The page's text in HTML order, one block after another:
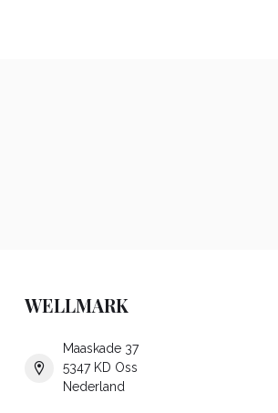
WELLMARK
Maaskade 37
5347 KD Oss
Nederland